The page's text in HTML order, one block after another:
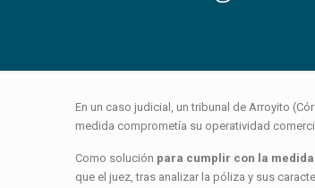
En un caso judicial, un tribunal de Arroyito
medida comprometía su operatividad
Como solución para cumplir con la
que el juez, tras analizar la póliza y sus